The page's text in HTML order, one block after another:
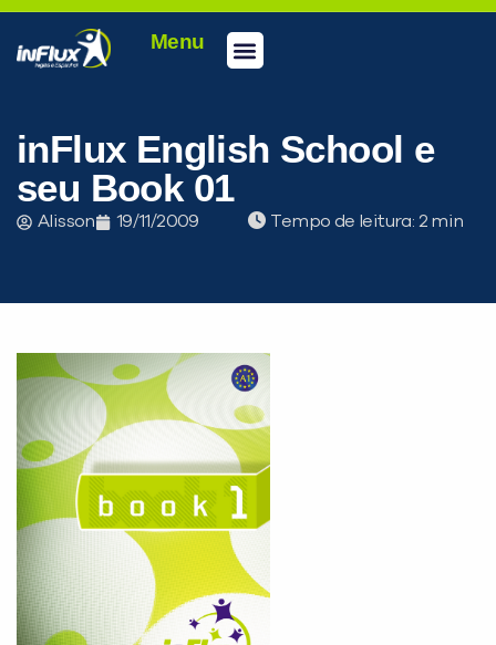
Menu
inFlux English School e
seu Book 01
Alisson 19/11/2009 Tempo de leitura:
PEÇA UMA DEMONSTRAÇÃO DE MÉTODO
Desculpe!
Não encontramos nenhuma unidade
inFlux nesta cidade ou bairro que